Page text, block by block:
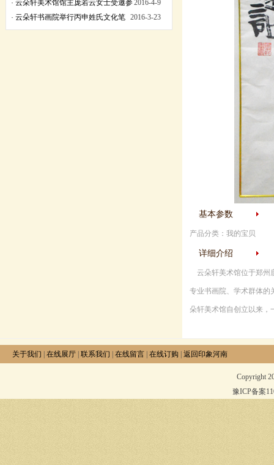
2016-4-9
· 云朵轩美术馆馆主庞若云女士受邀参
加丙申年黄帝故里拜祖大典
2016-3-23
· 云朵轩书画院举行丙申姓氏文化笔
会
基本参数
产品分类：我的宝贝
详细介绍
云朵轩美术馆位于郑州
专业书画院、学术群体的
朵轩美术馆自创立以来，
关于我们 在线展厅 联系我们 在线留言 在线订购 返回印象河南
Copyright
豫ICP备案